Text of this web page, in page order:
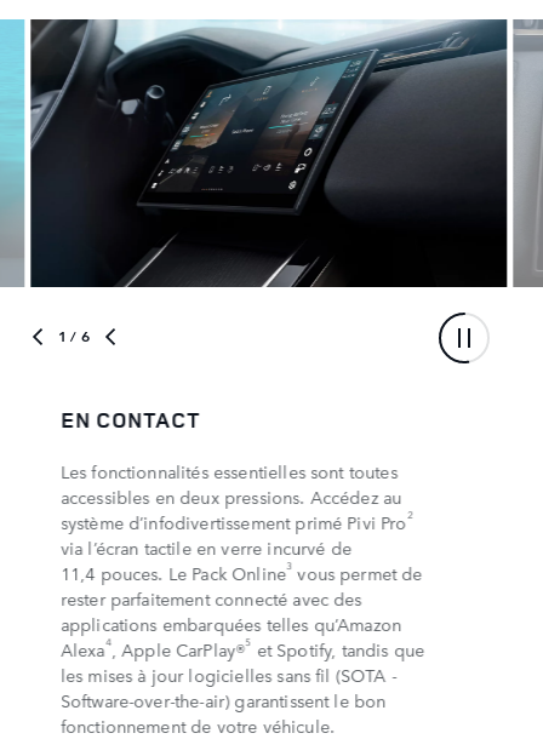
1 / 6
EN CONTACT
Les fonctionnalités essentielles sont toutes
accessibles en deux pressions. Accédez au
système d’infodivertissement primé Pivi Pro2
via l’écran tactile en verre incurvé de
11,4 pouces. Le Pack Online3 vous permet de
rester parfaitement connecté avec des
applications embarquées telles qu’Amazon
Alexa4, Apple CarPlay®5 et Spotify, tandis que
les mises à jour logicielles sans fil (SOTA -
Software-over-the-air) garantissent le bon
fonctionnement de votre véhicule.